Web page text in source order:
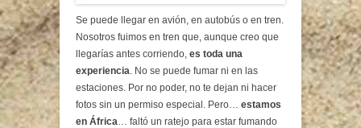
Se puede llegar en avión, en autobús o en tren.
Nosotros fuimos en tren que, aunque creo que
llegarías antes corriendo, es toda una
experiencia . No se puede fumar ni en las
estaciones. Por no poder, no te dejan ni hacer
fotos sin un permiso especial. Pero… estamos
en África … faltó un ratejo para estar fumando